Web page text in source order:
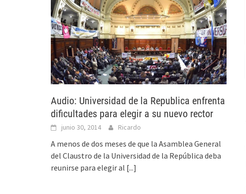
Audio: Universidad de la Republica enfrenta
dificultades para elegir a su nuevo rector
junio 30, 2014 Ricardo
A menos de dos meses de que la Asamblea General
del Claustro de la Universidad de la República deba
reunirse para elegir al [...]